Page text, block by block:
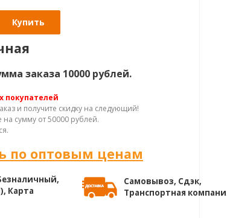
Купить
заказа 10000 рублей.
покупателей
и получите скидку на следующий!
сумму от 50000 рублей.
по оптовым ценам
Карта
Самовывоз, Сдэк,
Транспортная